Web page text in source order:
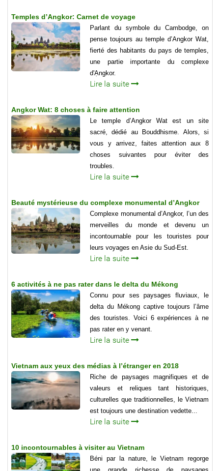
Temples d’Angkor: Carnet de voyage
Parlant du symbole du Cambodge, on
pense toujours au temple d’Angkor Wat,
fierté des habitants du pays de temples,
une partie importante du complexe
d'Ạngkor.
Lire la suite
Angkor Wat: 8 choses à faire attention
Le temple d’Angkor Wat est un site
sacré, dédié au Bouddhisme. Alors, si
vous y arrivez, faites attention aux 8
choses suivantes pour éviter des
troubles.
Lire la suite
Beauté mystérieuse du complexe monumental d’Angkor
Complexe monumental d’Angkor, l’un des
merveilles du monde et devenu un
incontournable pour les touristes pour
leurs voyages en Asie du Sud-Est.
Lire la suite
6 activités à ne pas rater dans le delta du Mékong
Connu pour ses paysages fluviaux, le
delta du Mékong captive toujours l’âme
des touristes. Voici 6 expériences à ne
pas rater en y venant.
Lire la suite
Vietnam aux yeux des médias à l’étranger en 2018
Riche de paysages magnifiques et de
valeurs et reliques tant historiques,
culturelles que traditionnelles, le Vietnam
est toujours une destination vedette...
Lire la suite
10 incontournables à visiter au Vietnam
Béni par la nature, le Vietnam regorge